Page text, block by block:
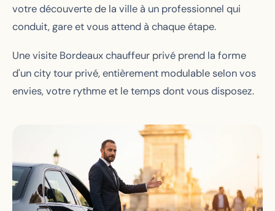
votre découverte de la ville à un professionnel qui
conduit, gare et vous attend à chaque étape.
Une visite Bordeaux chauffeur privé prend la forme
d'un city tour privé, entièrement modulable selon vos
envies, votre rythme et le temps dont vous disposez.